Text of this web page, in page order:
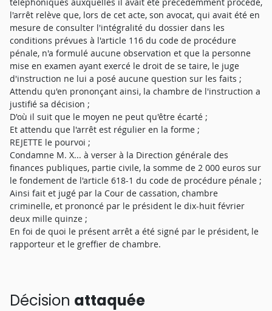
l'arrêt relève que, lors de cet acte, son avocat, qui avait été en
mesure de consulter l'intégralité du dossier dans les
conditions prévues à l'article 116 du code de procédure
pénale, n'a formulé aucune observation et que la personne
mise en examen ayant exercé le droit de se taire, le juge
d'instruction ne lui a posé aucune question sur les faits ;
Attendu qu'en prononçant ainsi, la chambre de l'instruction a
justifié sa décision ;
D'où il suit que le moyen ne peut qu'être écarté ;
Et attendu que l'arrêt est régulier en la forme ;
REJETTE le pourvoi ;
Condamne M. X... à verser à la Direction générale des
finances publiques, partie civile, la somme de 2 000 euros sur
le fondement de l'article 618-1 du code de procédure pénale ;
Ainsi fait et jugé par la Cour de cassation, chambre
criminelle, et prononcé par le président le dix-huit février
deux mille quinze ;
En foi de quoi le présent arrêt a été signé par le président, le
rapporteur et le greffier de chambre.
Décision attaquée